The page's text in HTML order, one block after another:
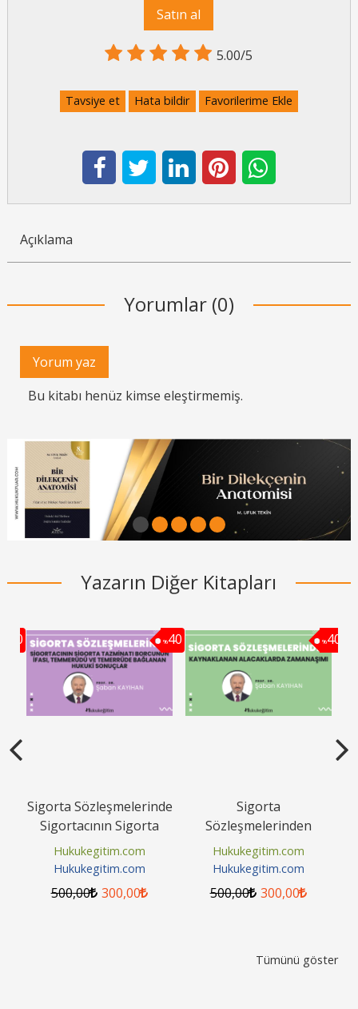
Satın al
5.00/5
Tavsiye et Hata bildir Favorilerime Ekle
Açıklama
Yorumlar (0)
Yorum yaz
Bu kitabı henüz kimse eleştirmemiş.
1 2 3 4 5
Yazarın Diğer Kitapları
40 %40
Sigorta Sözleşmelerinde
Sigortacının Sigorta
Tazminatı Borcunun
İfası,...
Hukukegitim.com
Hukukegitim.com
500,00 300,00
%40
Sigorta
Sözleşmelerinden
Kaynaklanan
Alacaklarda Zamanaşımı
Video Eğitimi
Hukukegitim.com
Hukukegitim.com
500,00 300,00
Tümünü göster